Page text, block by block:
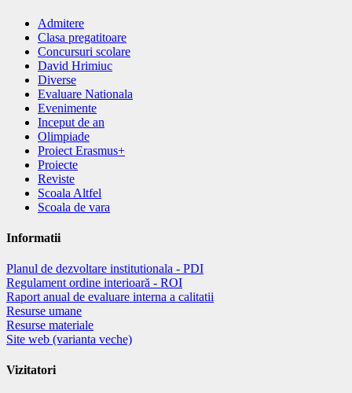
Admitere
Clasa pregatitoare
Concursuri scolare
David Hrimiuc
Diverse
Evaluare Nationala
Evenimente
Inceput de an
Olimpiade
Proiect Erasmus+
Proiecte
Reviste
Scoala Altfel
Scoala de vara
Informatii
Planul de dezvoltare institutionala - PDI
Regulament ordine interioară - ROI
Raport anual de evaluare interna a calitatii
Resurse umane
Resurse materiale
Site web (varianta veche)
Vizitatori